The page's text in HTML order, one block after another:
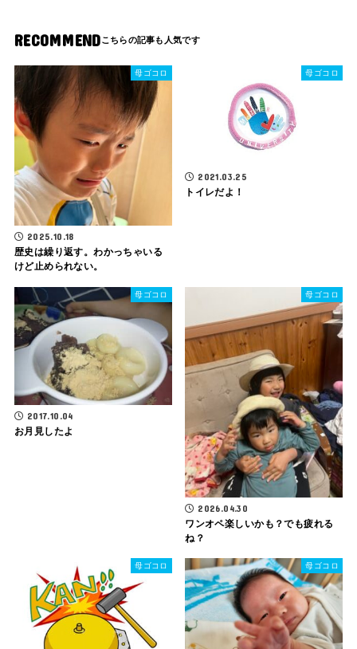
RECOMMEND
母ゴコロ
2025.10.18
歴史は繰り返す。わかっちゃいる
けど止められない。
母ゴコロ
2021.03.25
トイレだよ！
母ゴコロ
2017.10.04
お月見したよ
母ゴコロ
2026.04.30
ワンオペ楽しいかも？でも疲れる
ね？
母ゴコロ 母ゴコロ